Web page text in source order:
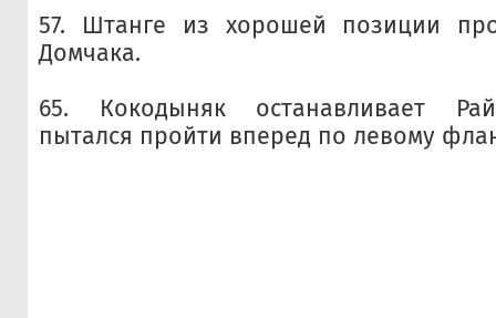
57. Штанге из хорошей позиции
Домчака.
65. Кокодыняк останавливает
пытался пройти вперед по левому